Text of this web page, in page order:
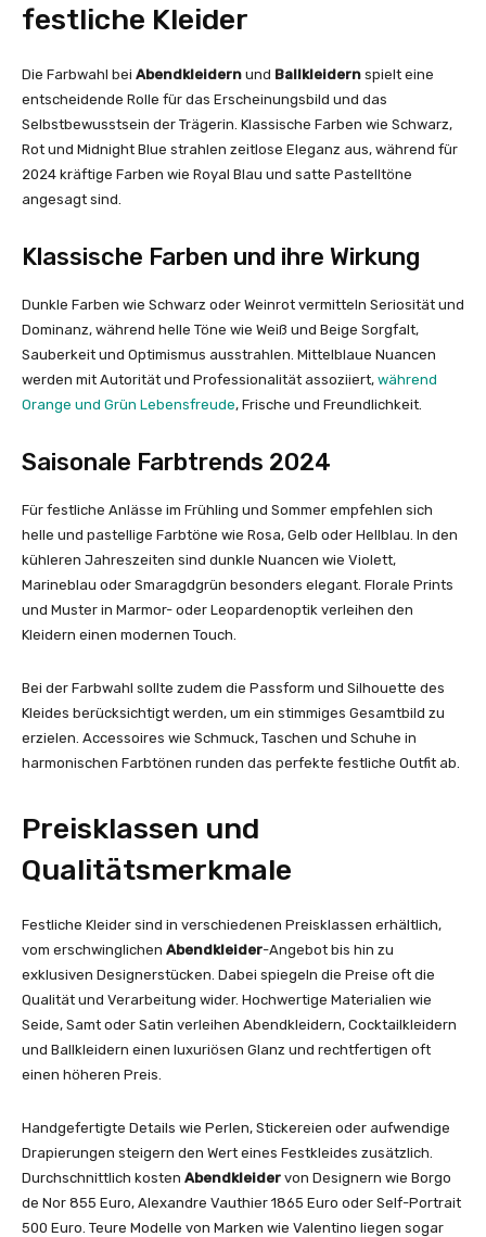
festliche Kleider
Die Farbwahl bei Abendkleidern und Ballkleidern spielt eine
entscheidende Rolle für das Erscheinungsbild und das
Selbstbewusstsein der Trägerin. Klassische Farben wie Schwarz,
Rot und Midnight Blue strahlen zeitlose Eleganz aus, während für
2024 kräftige Farben wie Royal Blau und satte Pastelltöne
angesagt sind.
Klassische Farben und ihre Wirkung
Dunkle Farben wie Schwarz oder Weinrot vermitteln Seriosität und
Dominanz, während helle Töne wie Weiß und Beige Sorgfalt,
Sauberkeit und Optimismus ausstrahlen. Mittelblaue Nuancen
werden mit Autorität und Professionalität assoziiert, während
Orange und Grün Lebensfreude, Frische und Freundlichkeit.
Saisonale Farbtrends 2024
Für festliche Anlässe im Frühling und Sommer empfehlen sich
helle und pastellige Farbtöne wie Rosa, Gelb oder Hellblau. In den
kühleren Jahreszeiten sind dunkle Nuancen wie Violett,
Marineblau oder Smaragdgrün besonders elegant. Florale Prints
und Muster in Marmor- oder Leopardenoptik verleihen den
Kleidern einen modernen Touch.
Bei der Farbwahl sollte zudem die Passform und Silhouette des
Kleides berücksichtigt werden, um ein stimmiges Gesamtbild zu
erzielen. Accessoires wie Schmuck, Taschen und Schuhe in
harmonischen Farbtönen runden das perfekte festliche Outfit ab.
Preisklassen und
Qualitätsmerkmale
Festliche Kleider sind in verschiedenen Preisklassen erhältlich,
vom erschwinglichen Abendkleider-Angebot bis hin zu
exklusiven Designerstücken. Dabei spiegeln die Preise oft die
Qualität und Verarbeitung wider. Hochwertige Materialien wie
Seide, Samt oder Satin verleihen Abendkleidern, Cocktailkleidern
und Ballkleidern einen luxuriösen Glanz und rechtfertigen oft
einen höheren Preis.
Handgefertigte Details wie Perlen, Stickereien oder aufwendige
Drapierungen steigern den Wert eines Festkleides zusätzlich.
Durchschnittlich kosten Abendkleider von Designern wie Borgo
de Nor 855 Euro, Alexandre Vauthier 1865 Euro oder Self-Portrait
500 Euro. Teure Modelle von Marken wie Valentino liegen sogar